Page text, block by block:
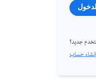
جديد؟